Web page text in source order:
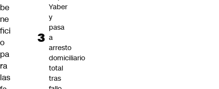
be
ne
fici
o
pa
ra
las
Yaber
y
pasa
a
arresto
domiciliario
total
tras